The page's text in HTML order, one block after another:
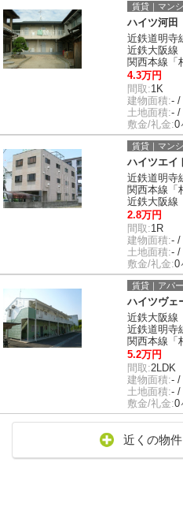
賃貸｜マン
ハイツ河田
近鉄道明寺
近鉄大阪線
関西本線「
4.3万円
間取:1K
建物面積:- /
土地面積:- /
敷金/礼金:0
賃貸｜マン
ハイツエイ
近鉄道明寺
関西本線「
近鉄大阪線
2.8万円
間取:1R
建物面積:- /
土地面積:- /
敷金/礼金:0
賃貸｜アパ
ハイツヴェ
近鉄大阪線
近鉄道明寺
関西本線「
5.2万円
間取:2LDK
建物面積:- /
土地面積:- /
敷金/礼金:0
近くの物